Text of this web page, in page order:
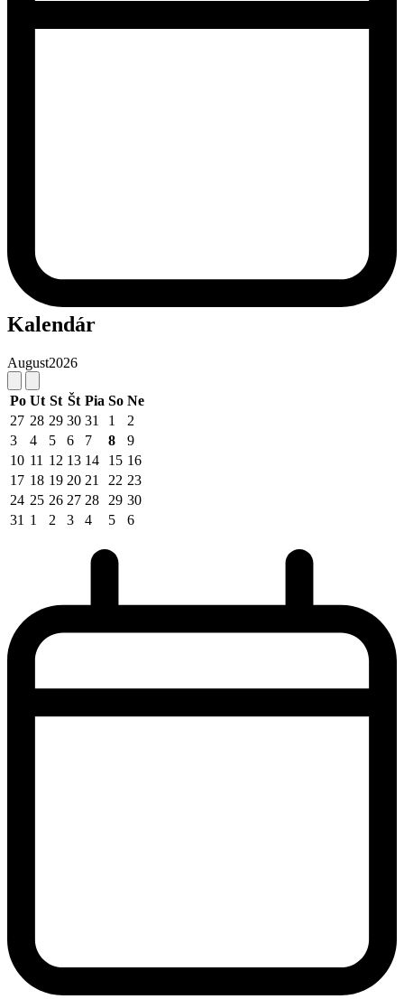
Kalendár
August2026
Po Ut St Št Pia So Ne
27 28 29 30 31 1
2
3
4 5 6 7 8
9
10 11 12 13 14 15 16
17 18 19 20 21 22 23
24 25 26 27 28 29 30
31 1 2 3 4 5 6